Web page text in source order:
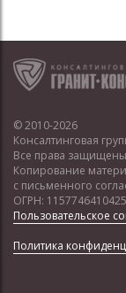
© 2010-2026
Консалтинговая
Все права
Копирование
с письменного
ОГРН:
Пользовательское
Политика